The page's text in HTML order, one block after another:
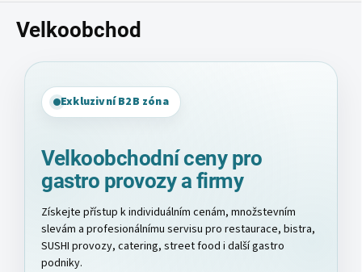
Velkoobchod
Exkluzivní B2B zóna
Velkoobchodní ceny pro
gastro provozy a firmy
Získejte přístup k individuálním cenám, množstevním
slevám a profesionálnímu servisu pro restaurace, bistra,
SUSHI provozy, catering, street food i další gastro
podniky.